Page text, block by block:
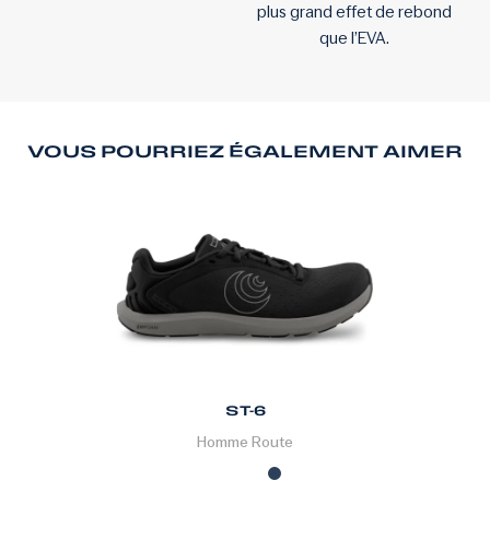
plus grand effet de rebond
que l’EVA.
VOUS POURRIEZ ÉGALEMENT AIMER
ST-6
Homme Route